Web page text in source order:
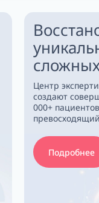
Центр
создают
000+
Подробнее